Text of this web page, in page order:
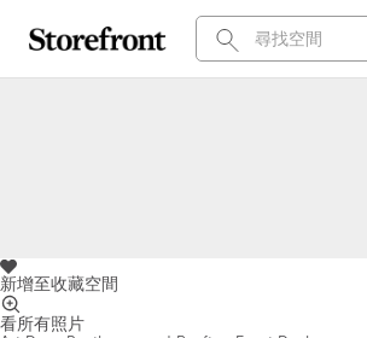
新增至收藏空間
看所有照片